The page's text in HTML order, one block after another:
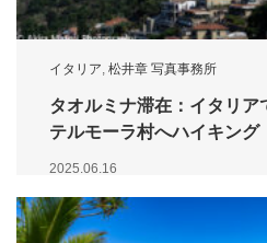
イタリア 松井章 写真事務所
タオルミナ滞在：イタリア
テルモーラ村へハイキング
2025.06.16